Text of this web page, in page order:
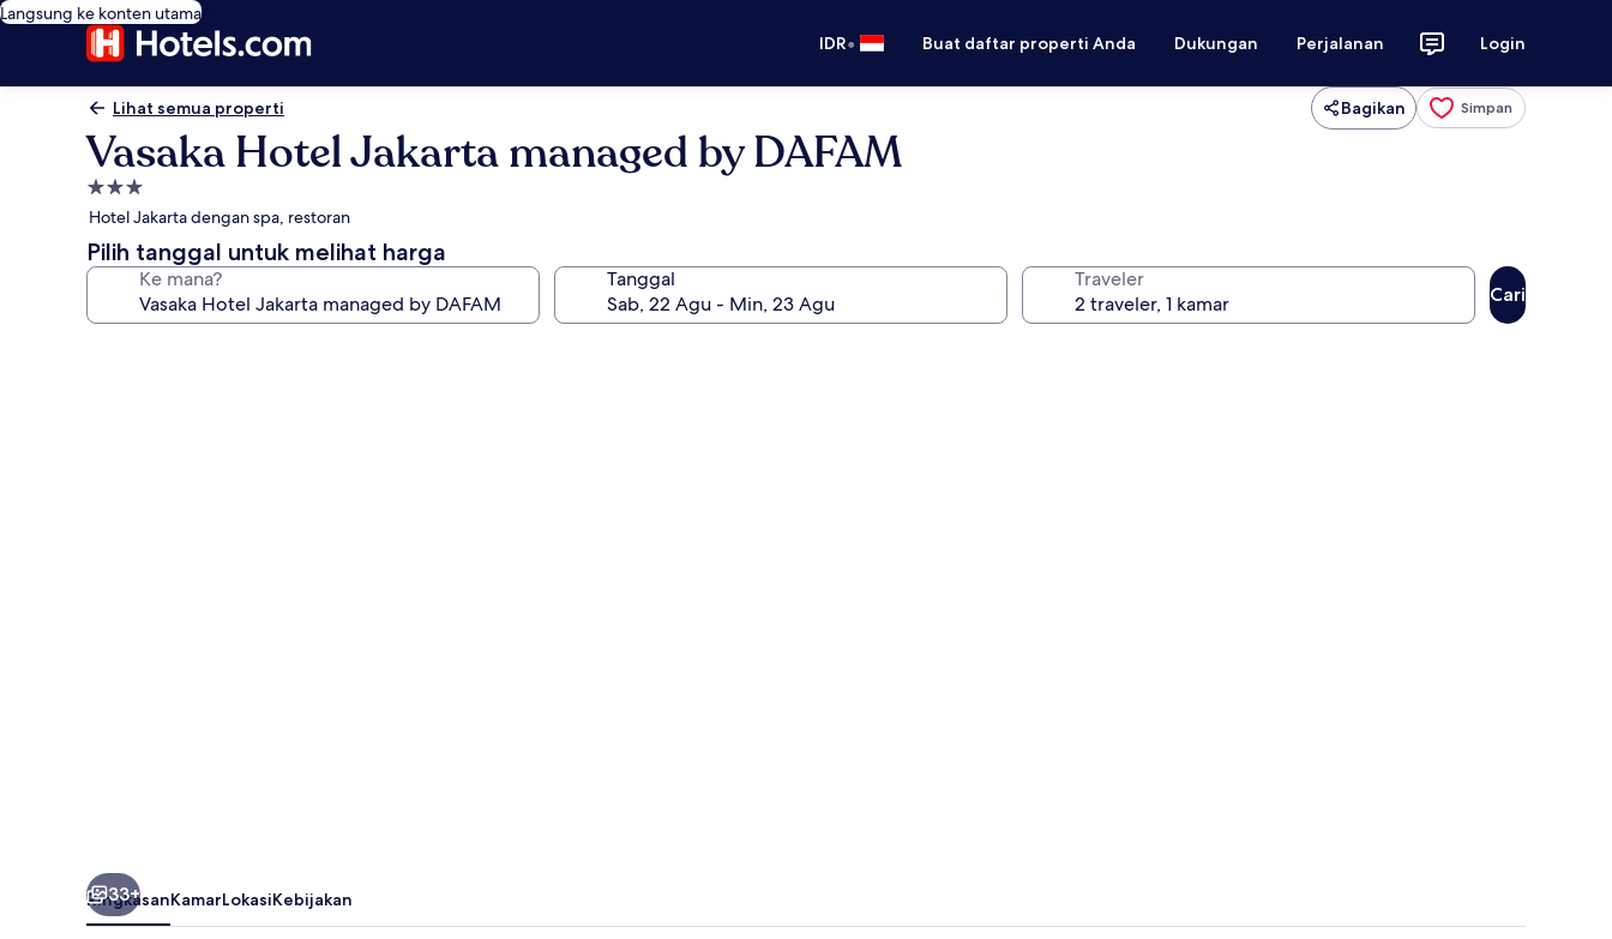
Langsung ke konten utama
IDR• Buat daftar properti Anda Dukungan Perjalanan Login
Lihat semua properti Bagikan Simpan
Vasaka Hotel Jakarta managed by DAFAM
Properti
bintang
3.0
Hotel Jakarta dengan spa, restoran
Pilih tanggal untuk melihat harga
Ke mana? Tanggal Traveler
Cari
33+
RingkasanKamarLokasiKebijakan